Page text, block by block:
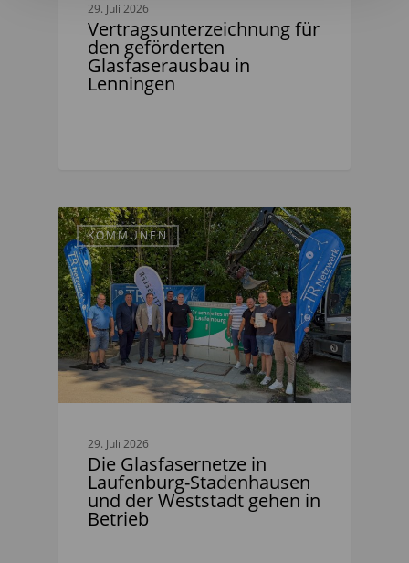
29. Juli 2026
Vertragsunterzeichnung für
den geförderten
Glasfaserausbau in
Lenningen
KOMMUNEN
29. Juli 2026
Die Glasfasernetze in
Laufenburg-Stadenhausen
und der Weststadt gehen in
Betrieb